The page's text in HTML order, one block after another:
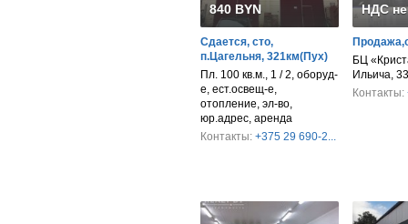
840 BYN
Сдается, сто,
п.Цагельня, 321км(Пух)
Пл. 100 кв.м., 1 / 2, оборуд-
е, ест.освещ-е,
отопление, эл-во,
юр.адрес, аренда
Контакты: +375 29 690-2...
НДС
БЦ
Ильича,
Контакты: